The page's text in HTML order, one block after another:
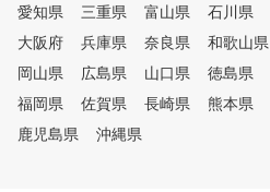
愛知県
三重県 富山県 石川県
大阪府
兵庫県 奈良県 和歌山県
岡山県
広島県 山口県 徳島県
福岡県
佐賀県 長崎県 熊本県
鹿児島県
沖縄県